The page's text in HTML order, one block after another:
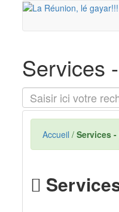
Services
Saisir
ici
votre
rechercheAccueil / Services